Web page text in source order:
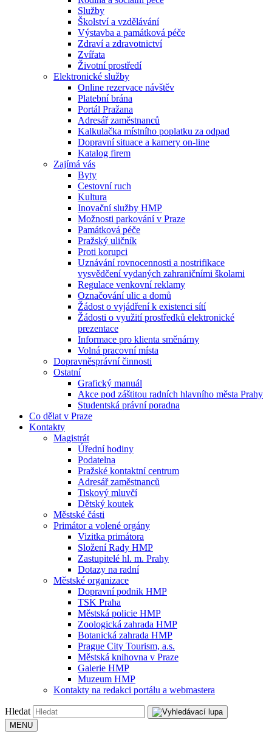
Služby
Školství a vzdělávání
Výstavba a památková péče
Zdraví a zdravotnictví
Zvířata
Životní prostředí
Elektronické služby
Online rezervace návštěv
Platební brána
Portál Pražana
Adresář zaměstnanců
Kalkulačka místního poplatku za odpad
Dopravní situace a kamery on-line
Katalog firem
Zajímá vás
Byty
Cestovní ruch
Kultura
Inovační služby HMP
Možnosti parkování v Praze
Památková péče
Pražský uličník
Proti korupci
Uznávání rovnocennosti a nostrifikace
vysvědčení vydaných zahraničními školami
Regulace venkovní reklamy
Označování ulic a domů
Žádost o vyjádření k existenci sítí
Žádosti o využití prostředků elektronické
prezentace
Informace pro klienta směnárny
Volná pracovní místa
Dopravněsprávní činnosti
Ostatní
Grafický manuál
Akce pod záštitou radních hlavního města Prahy
Studentská právní poradna
Co dělat v Praze
Kontakty
Magistrát
Úřední hodiny
Podatelna
Pražské kontaktní centrum
Adresář zaměstnanců
Tiskový mluvčí
Dětský koutek
Městské části
Primátor a volené orgány
Vizitka primátora
Složení Rady HMP
Zastupitelé hl. m. Prahy
Dotazy na radní
Městské organizace
Dopravní podnik HMP
TSK Praha
Městská policie HMP
Zoologická zahrada HMP
Botanická zahrada HMP
Prague City Tourism, a.s.
Městská knihovna v Praze
Galerie HMP
Muzeum HMP
Kontakty na redakci portálu a webmastera
Hledat
MENU